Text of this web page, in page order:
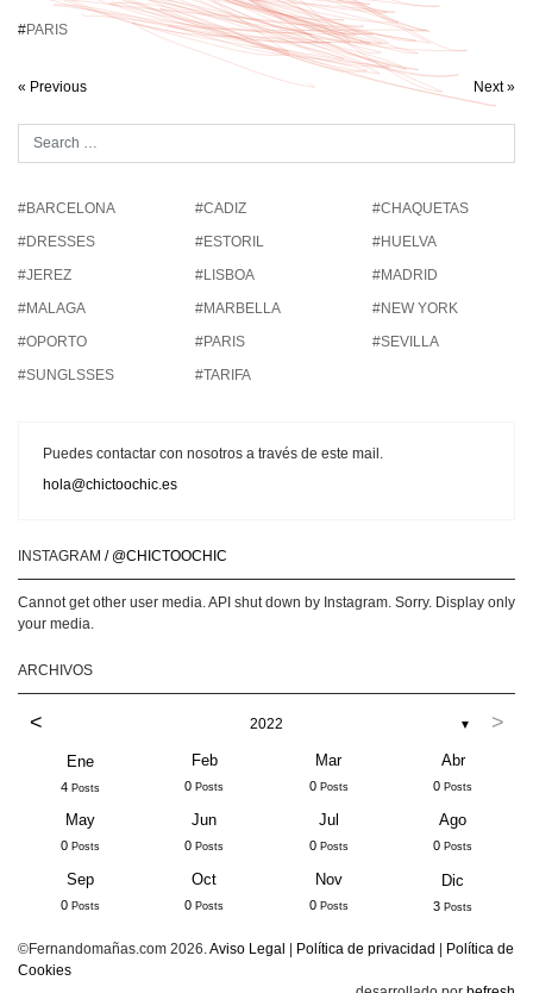
#PARIS
« Previous Next »
#BARCELONA #CADIZ
#CHAQUETAS
#DRESSES
#ESTORIL
#HUELVA
#JEREZ
#LISBOA
#MADRID
#MALAGA
#MARBELLA
#NEW YORK
#OPORTO
#PARIS
#SEVILLA
#SUNGLSSES
#TARIFA
Puedes contactar con nosotros a través de este mail.
hola@chictoochic.es
INSTAGRAM / @CHICTOOCHIC
Cannot get other user media. API shut down by Instagram. Sorry. Display only
your media.
ARCHIVOS
< 2022 ▼ >
Ene
4 Posts
Feb
0 Posts
Mar
0 Posts
Abr
0 Posts
May
0 Posts
Jun
0 Posts
Jul
0 Posts
Ago
0 Posts
Sep
0 Posts
Oct
0 Posts
Nov
0 Posts
Dic
3 Posts
©Fernandomañas.com 2026.Aviso Legal Política de privacidad
Política de
Cookies